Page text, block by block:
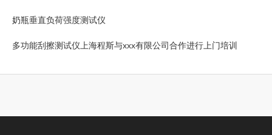
奶瓶垂直负荷强度测试仪
多功能刮擦测试仪上海程斯与xxx有限公司合作进行上门培训